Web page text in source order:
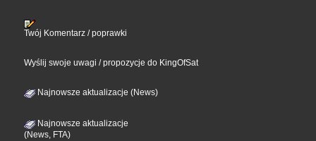
Twój Komentarz / poprawki
Wyślij swoje uwagi / propozycje do KingOfSat
Najnowsze aktualizacje (News)
Najnowsze aktualizacje
(News, FTA)